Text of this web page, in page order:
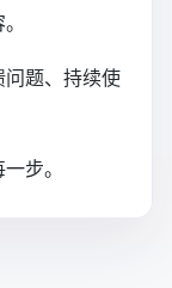
题、持续使
步。